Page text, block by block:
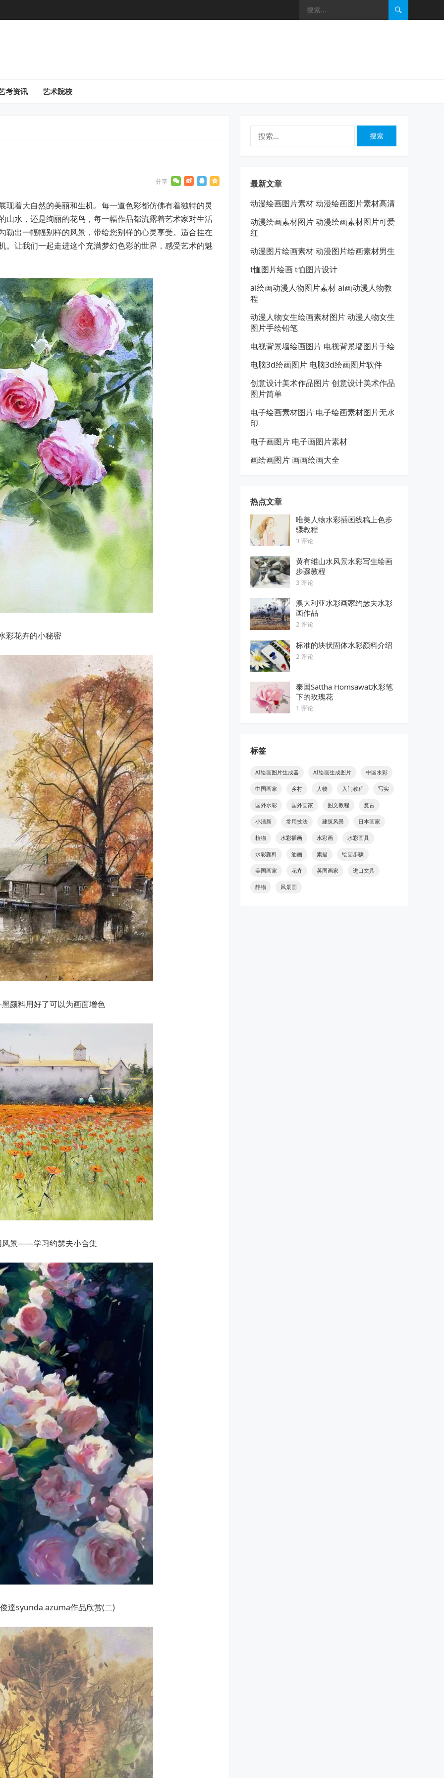
考资讯 艺术院校
着大自然的美丽和生机。每一道色彩都仿佛有着独特的灵
山水，还是绚丽的花鸟，每一幅作品都流露着艺术家对生活
出一幅幅别样的风景，带给您别样的心灵享受。适合挂在
。让我们一起走进这个充满梦幻色彩的世界，感受艺术的魅
彩花卉的小秘密
颜料用好了可以为画面增色
风景——学习约瑟夫小合集
達syunda azuma作品欣赏(二)
最新文章
动漫绘画图片素材 动漫绘画图片素材高清
动漫绘画素材图片 动漫绘画素材图片可爱
红
动漫图片绘画素材 动漫图片绘画素材男生
t恤图片绘画 t恤图片设计
ai绘画动漫人物图片素材 ai画动漫人物教
程
动漫人物女生绘画素材图片 动漫人物女生
图片手绘铅笔
电视背景墙绘画图片 电视背景墙图片手绘
电脑3d绘画图片 电脑3d绘画图片软件
创意设计美术作品图片 创意设计美术作品
图片简单
电子绘画素材图片 电子绘画素材图片无水
印
电子画图片 电子画图片素材
画绘画图片 画画绘画大全
热点文章
唯美人物水彩插画线稿上色步
骤教程
3 评论
黄有维山水风景水彩写生绘画
步骤教程
3 评论
澳大利亚水彩画家约瑟夫水彩
画作品
2 评论
标准的块状固体水彩颜料介绍
2 评论
泰国Sattha Homsawat水彩笔
下的玫瑰花
1 评论
标签
AI绘画图片生成器 AI绘画生成图片 中国水彩
中国画家 乡村 人物 入门教程 写实
国外水彩 国外画家 图文教程 复古
小清新 常用技法 建筑风景 日本画家
植物 水彩插画 水彩画 水彩画具
水彩颜料 油画 素描 绘画步骤
美国画家 花卉 英国画家 进口文具
静物 风景画